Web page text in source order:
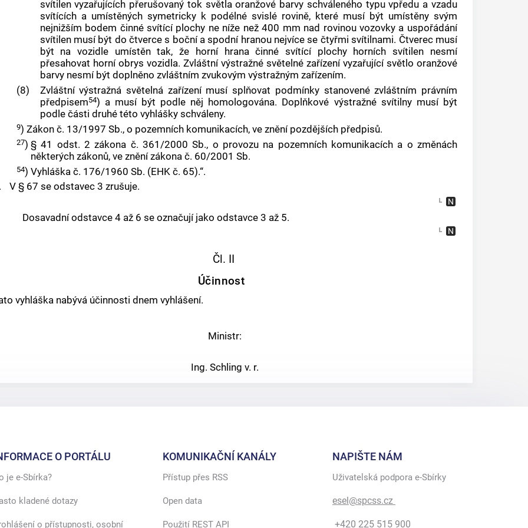
svítilen vyzařujících přerušovaný tok světla oranžové barvy schváleného typu vpředu a vzadu
svítících a umístěných symetricky k podélné svislé rovině, které musí být umístěny svým
nejnižším bodem činné svítící plochy ne níže než 400 mm nad rovinou vozovky a uspořádání
svítilen musí být do čtverce s boční a spodní hranou nejvíce se čtyřmi svítilnami. Čtverec musí
být na vozidle umístěn tak, že horní hrana činné svítící plochy horních svítilen nesmí
přesahovat horní obrys vozidla. Zvláštní výstražné světelné zařízení vyzařující světlo oranžové
barvy nesmí být doplněno zvláštním zvukovým výstražným zařízením.
(8)
Zvláštní výstražná světelná zařízení musí splňovat podmínky stanovené zvláštním právním
předpisem54) a musí být podle něj homologována. Doplňkové výstražné svítilny musí být
podle části druhé této vyhlášky schváleny.
9) Zákon č. 13/1997 Sb., o pozemních komunikacích, ve znění pozdějších předpisů.
27) § 41 odst. 2 zákona č. 361/2000 Sb., o provozu na pozemních komunikacích a o změnách
některých zákonů, ve znění zákona č. 60/2001 Sb.
54) Vyhláška č. 176/1960 Sb. (EHK č. 65).“.
V § 67 se odstavec 3 zrušuje.
Dosavadní odstavce 4 až 6 se označují jako odstavce 3 až 5.
Čl. II
Účinnost
vyhláška nabývá účinnosti dnem vyhlášení.
Ministr:
Ing. Schling v. r.
O PORTÁLU
je e-Sbírka?
kladené dotazy
o přístupnosti, osobní
KOMUNIKAČNÍ KANÁLY
Přístup přes RSS
Open data
Použití REST API
NAPIŠTE NÁM
Uživatelská podpora e-Sbírky
esel@spcss.cz
+420 225 515 900